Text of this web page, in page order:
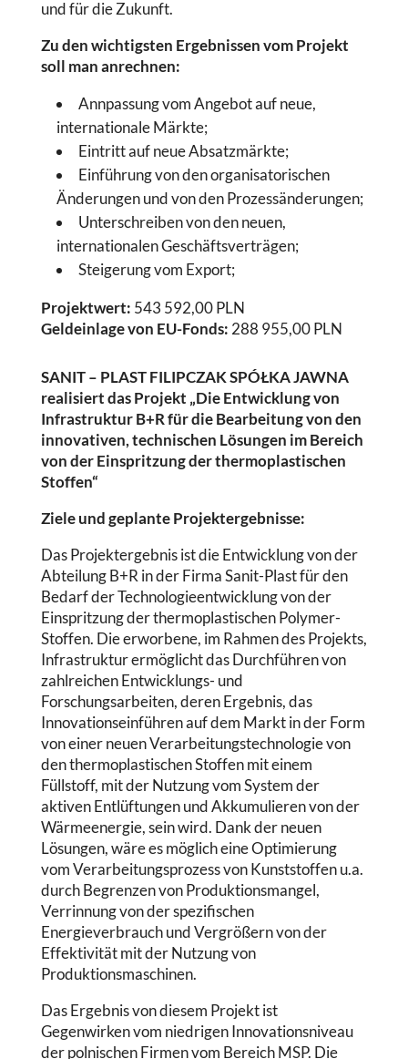
und für die Zukunft.
Zu den wichtigsten Ergebnissen vom Projekt
soll man anrechnen:
Annpassung vom Angebot auf neue,
internationale Märkte;
Eintritt auf neue Absatzmärkte;
Einführung von den organisatorischen
Änderungen und von den Prozessänderungen;
Unterschreiben von den neuen,
internationalen Geschäftsverträgen;
Steigerung vom Export;
Projektwert: 543 592,00 PLN
Geldeinlage von EU-Fonds: 288 955,00 PLN
SANIT – PLAST FILIPCZAK SPÓŁKA JAWNA
realisiert das Projekt „Die Entwicklung von
Infrastruktur B+R für die Bearbeitung von den
innovativen, technischen Lösungen im Bereich
von der Einspritzung der thermoplastischen
Stoffen“
Ziele und geplante Projektergebnisse:
Das Projektergebnis ist die Entwicklung von der
Abteilung B+R in der Firma Sanit-Plast für den
Bedarf der Technologieentwicklung von der
Einspritzung der thermoplastischen Polymer-
Stoffen. Die erworbene, im Rahmen des Projekts,
Infrastruktur ermöglicht das Durchführen von
zahlreichen Entwicklungs- und
Forschungsarbeiten, deren Ergebnis, das
Innovationseinführen auf dem Markt in der Form
von einer neuen Verarbeitungstechnologie von
den thermoplastischen Stoffen mit einem
Füllstoff, mit der Nutzung vom System der
aktiven Entlüftungen und Akkumulieren von der
Wärmeenergie, sein wird. Dank der neuen
Lösungen, wäre es möglich eine Optimierung
vom Verarbeitungsprozess von Kunststoffen u.a.
durch Begrenzen von Produktionsmangel,
Verrinnung von der spezifischen
Energieverbrauch und Vergrößern von der
Effektivität mit der Nutzung von
Produktionsmaschinen.
Das Ergebnis von diesem Projekt ist
Gegenwirken vom niedrigen Innovationsniveau
der polnischen Firmen vom Bereich MSP. Die